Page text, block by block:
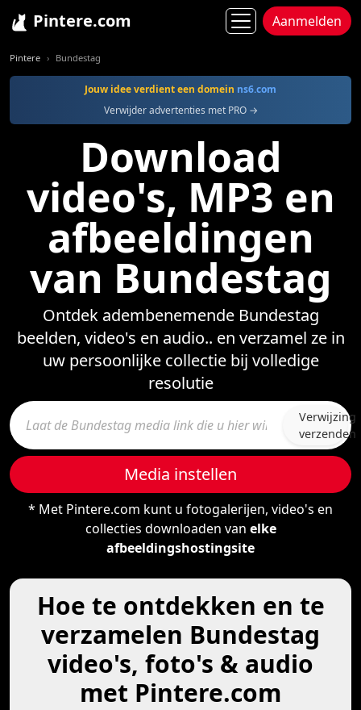
Pintere.com Aanmelden
Pintere Bundestag
Jouw idee verdient een domein ns6.com
Verwijder advertenties met PRO →
Download
video's, MP3 en
afbeeldingen
van Bundestag
Ontdek adembenemende Bundestag
beelden, video's en audio.. en verzamel ze in
uw persoonlijke collectie bij volledige
resolutie
Verwijzing
verzenden
Media instellen
* Met Pintere.com kunt u fotogalerijen, video's en
collecties downloaden van elke
afbeeldingshostingsite
Hoe te ontdekken en te
verzamelen Bundestag
video's, foto's & audio
met Pintere.com